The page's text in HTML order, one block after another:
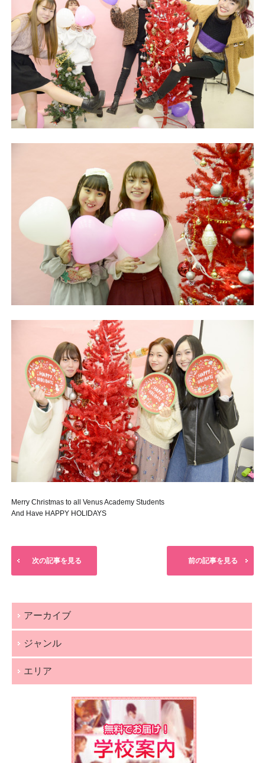
Merry Christmas to all Venus Academy Students
And Have HAPPY HOLIDAYS
次の記事を見る 前の記事を見る
アーカイブ
ジャンル
エリア